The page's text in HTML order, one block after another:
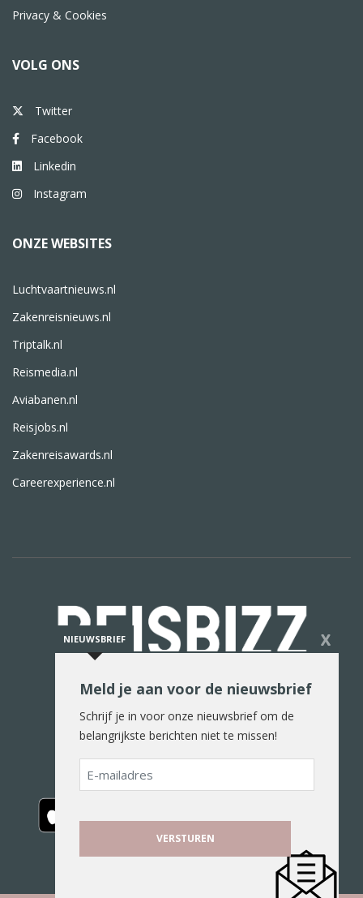
Privacy & Cookies
VOLG ONS
Twitter
Facebook
Linkedin
Instagram
ONZE WEBSITES
Luchtvaartnieuws.nl
Zakenreisnieuws.nl
Triptalk.nl
Reismedia.nl
Aviabanen.nl
Reisjobs.nl
Zakenreisawards.nl
Careerexperience.nl
De reiswereld in woord en beeld
NIEUWSBRIEF X
Meld je aan voor de nieuwsbrief
Schrijf je in voor onze nieuwsbrief om de
belangrijkste berichten niet te missen!
E-
mailadres